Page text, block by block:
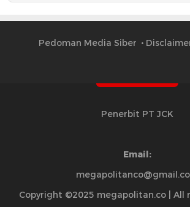
Pedoman Media Siber
Penerbit PT JCK
Email:
Copyright ©2025 megapolitan.co | All